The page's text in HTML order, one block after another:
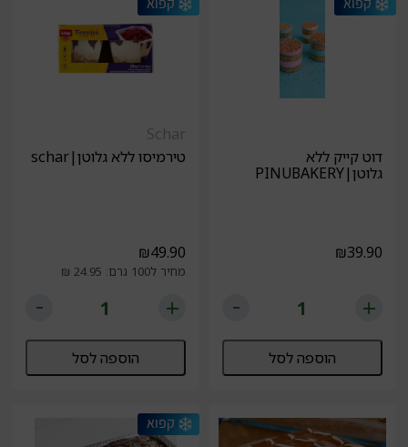
דוט קייק ללא
גלוטן|PINUBAKERY
₪39.90
הוספה לסל
Schar
טירמיסו ללא גלוטן|schar
₪49.90
מחיר ל100 גרם: 24.95 ₪
הוספה לסל